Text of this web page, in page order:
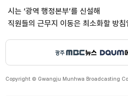
시는 ‘광역 행정본부’를 신설해
직원들의 근무지 이동은 최소화할 방침
Copyright © Gwangju Munhwa Broadcasting